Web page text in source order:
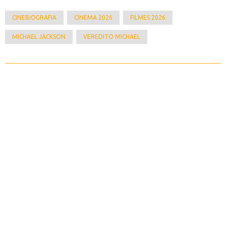
CINEBIOGRAFIA CINEMA 2026 FILMES 2026
MICHAEL JACKSON VEREDITO MICHAEL